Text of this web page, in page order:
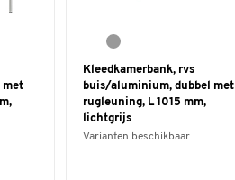
met
Kleedkamerbank, rvs
buis/aluminium, dubbel met
rugleuning, L 1015 mm,
lichtgrijs
Varianten beschikbaar